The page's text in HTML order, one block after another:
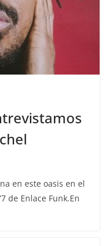
en este oasis en el
de Enlace Funk.En